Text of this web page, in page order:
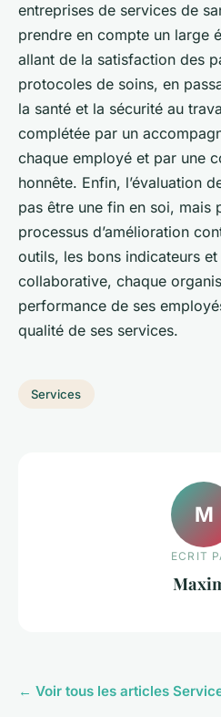
entreprises de services de
prendre en compte un large
allant de la satisfaction des
protocoles de soins, en
la santé et la sécurité au
complétée par un
chaque employé et par une
honnête. Enfin, l’évaluation
pas être une fin en soi, mais
processus d’amélioration
outils, les bons indicateurs
collaborative, chaque
performance de ses
qualité de ses services.
Services
M
ECRIT
← Voir tous les articles